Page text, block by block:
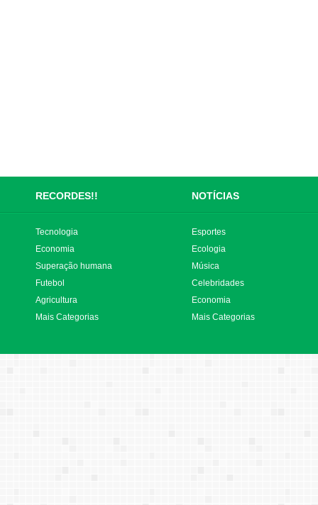
RECORDES!! NOTÍCIAS
Tecnologia
Economia
Superação humana
Futebol
Agricultura
Mais Categorias
Esportes
Ecologia
Música
Celebridades
Economia
Mais Categorias